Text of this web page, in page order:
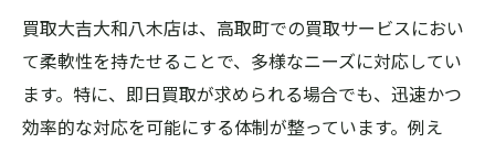
買取大吉大和八木店は、高取町での買取サービスにおい
て柔軟性を持たせることで、多様なニーズに対応してい
ます。特に、即日買取が求められる場合でも、迅速かつ
効率的な対応を可能にする体制が整っています。例え